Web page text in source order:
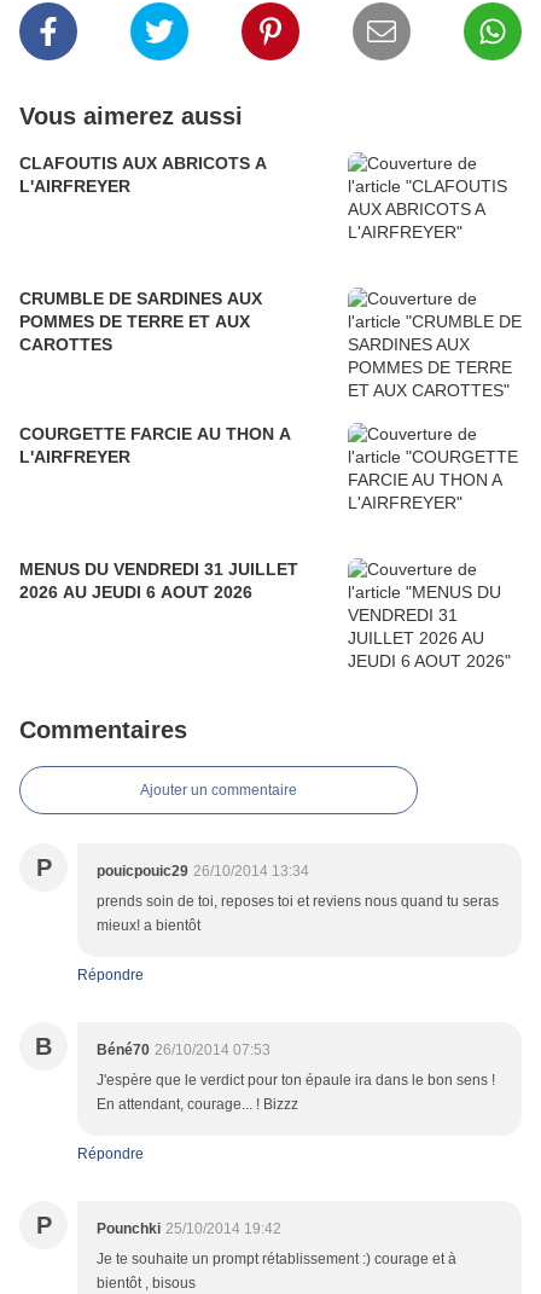
Vous aimerez aussi
CLAFOUTIS AUX ABRICOTS A
L'AIRFREYER
CRUMBLE DE SARDINES AUX
POMMES DE TERRE ET AUX
CAROTTES
COURGETTE FARCIE AU THON A
L'AIRFREYER
MENUS DU VENDREDI 31 JUILLET
2026 AU JEUDI 6 AOUT 2026
Commentaires
Ajouter un commentaire
P pouicpouic29 26/10/2014 13:34
prends soin de toi, reposes toi et reviens nous quand tu seras
mieux! a bientôt
Répondre
B Béné70 26/10/2014 07:53
J'espère que le verdict pour ton épaule ira dans le bon sens !
En attendant, courage... ! Bizzz
Répondre
P Pounchki 25/10/2014 19:42
Je te souhaite un prompt rétablissement :) courage et à
bientôt , bisous